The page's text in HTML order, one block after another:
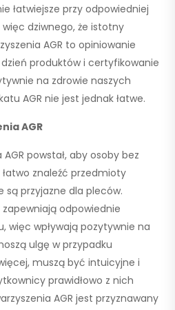
łatwiejsze przy odpowiedniej
dziwnego, że istotny
AGR to opiniowanie
produktów i certyfikowanie
na zdrowie naszych
AGR nie jest jednak łatwe.
AGR
powstał, aby osoby bez
znaleźć przedmioty
są przyjazne dla pleców.
odpowiednie
więc wpływają pozytywnie na
ulgę w przypadku
muszą być intuicyjne i
prawidłowo z nich
AGR jest przyznawany